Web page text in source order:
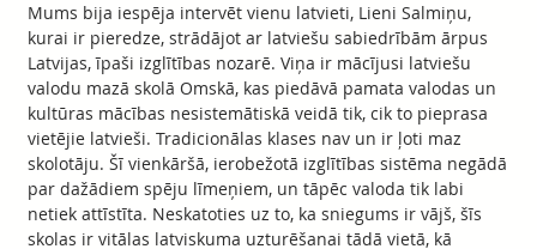
Mums bija iespēja intervēt vienu latvieti, Lieni Salmiņu,
kurai ir pieredze, strādājot ar latviešu sabiedrībām ārpus
Latvijas, īpaši izglītības nozarē. Viņa ir mācījusi latviešu
valodu mazā skolā Omskā, kas piedāvā pamata valodas un
kultūras mācības nesistemātiskā veidā tik, cik to pieprasa
vietējie latvieši. Tradicionālas klases nav un ir ļoti maz
skolotāju. Šī vienkāršā, ierobežotā izglītības sistēma negādā
par dažādiem spēju līmeņiem, un tāpēc valoda tik labi
netiek attīstīta. Neskatoties uz to, ka sniegums ir vājš, šīs
skolas ir vitālas latviskuma uzturēšanai tādā vietā, kā